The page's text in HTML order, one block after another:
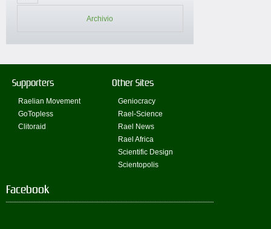
Archivio
Supporters
Raelian Movement
GoTopless
Clitoraid
Other Sites
Geniocracy
Rael-Science
Rael News
Rael Africa
Scientific Design
Scientopolis
Facebook